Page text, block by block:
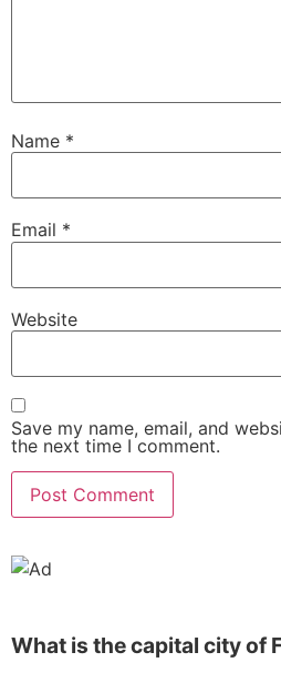
Name *
Email *
Website
Save my name, email, and
the next time I comment.
What is the capital city of